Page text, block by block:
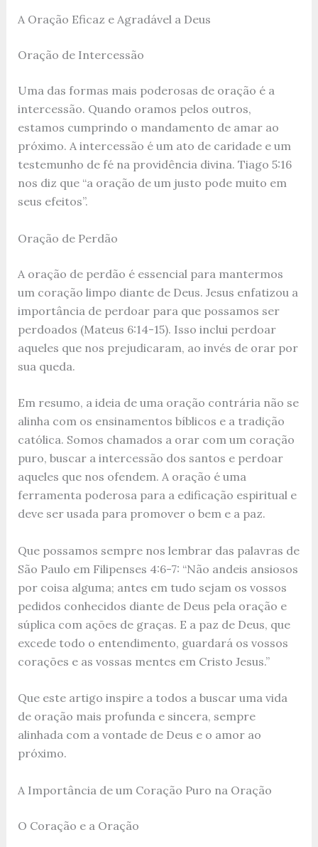
A Oração Eficaz e Agradável a Deus
Oração de Intercessão
Uma das formas mais poderosas de oração é a
intercessão. Quando oramos pelos outros,
estamos cumprindo o mandamento de amar ao
próximo. A intercessão é um ato de caridade e um
testemunho de fé na providência divina. Tiago 5:16
nos diz que “a oração de um justo pode muito em
seus efeitos”.
Oração de Perdão
A oração de perdão é essencial para mantermos
um coração limpo diante de Deus. Jesus enfatizou a
importância de perdoar para que possamos ser
perdoados (Mateus 6:14-15). Isso inclui perdoar
aqueles que nos prejudicaram, ao invés de orar por
sua queda.
Em resumo, a ideia de uma oração contrária não se
alinha com os ensinamentos bíblicos e a tradição
católica. Somos chamados a orar com um coração
puro, buscar a intercessão dos santos e perdoar
aqueles que nos ofendem. A oração é uma
ferramenta poderosa para a edificação espiritual e
deve ser usada para promover o bem e a paz.
Que possamos sempre nos lembrar das palavras de
São Paulo em Filipenses 4:6-7: “Não andeis ansiosos
por coisa alguma; antes em tudo sejam os vossos
pedidos conhecidos diante de Deus pela oração e
súplica com ações de graças. E a paz de Deus, que
excede todo o entendimento, guardará os vossos
corações e as vossas mentes em Cristo Jesus.”
Que este artigo inspire a todos a buscar uma vida
de oração mais profunda e sincera, sempre
alinhada com a vontade de Deus e o amor ao
próximo.
A Importância de um Coração Puro na Oração
O Coração e a Oração